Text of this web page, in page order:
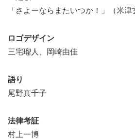
「さよーならまたいつか！」（米津
ロゴデザイン
三宅瑠人、岡崎由佳
語り
尾野真千子
法律考証
村上一博